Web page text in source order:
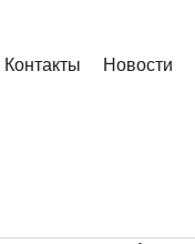
Контакты Новости